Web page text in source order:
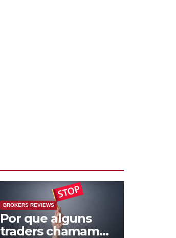
BROKERS REVIEWS
Por que alguns
traders chamam